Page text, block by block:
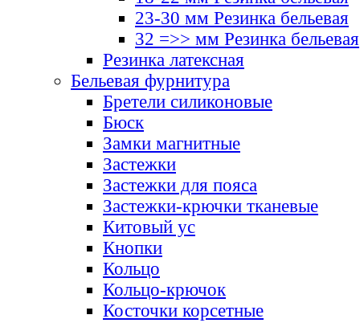
23-30 мм Резинка бельевая
32 =>> мм Резинка бельевая
Резинка латексная
Бельевая фурнитура
Бретели силиконовые
Бюск
Замки магнитные
Застежки
Застежки для пояса
Застежки-крючки тканевые
Китовый ус
Кнопки
Кольцо
Кольцо-крючок
Косточки корсетные